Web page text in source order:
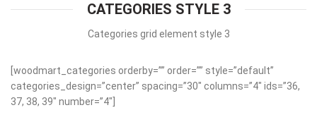
CATEGORIES STYLE 3
Categories grid element style 3
[woodmart_categories orderby=”” order=”” style=”default”
categories_design=”center” spacing=”30″ columns=”4″ ids=”36,
37, 38, 39″ number=”4″]